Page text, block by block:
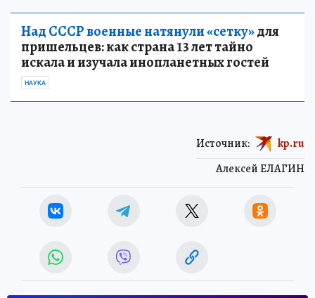
Над СССР военные натянули «сетку»для
пришельцев: как страна 13 лет тайно
искала и изучала инопланетных гостей
НАУКА
Алексей ЕЛАГИН
Источник: kp.ru